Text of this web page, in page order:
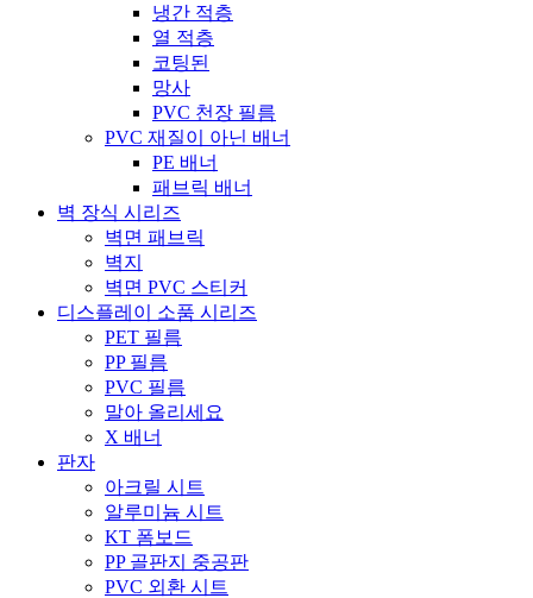
냉간 적층
열 적층
코팅된
망사
PVC 천장 필름
PVC 재질이 아닌 배너
PE 배너
패브릭 배너
벽 장식 시리즈
벽면 패브릭
벽지
벽면 PVC 스티커
디스플레이 소품 시리즈
PET 필름
PP 필름
PVC 필름
말아 올리세요
X 배너
판자
아크릴 시트
알루미늄 시트
KT 폼보드
PP 골판지 중공판
PVC 외환 시트